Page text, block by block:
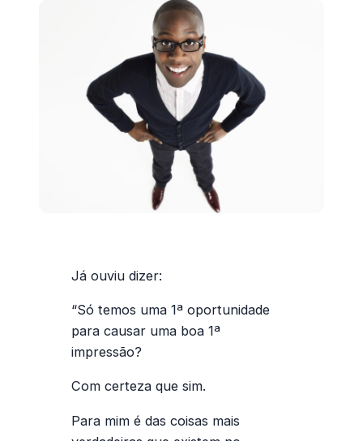
Já ouviu dizer:
“Só temos uma 1ª oportunidade
para causar uma boa 1ª
impressão?
Com certeza que sim.
Para mim é das coisas mais